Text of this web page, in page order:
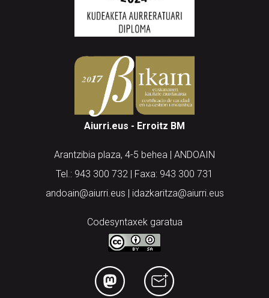
Aiurri.eus - Erroitz BM
Arantzibia plaza, 4-5 behea | ANDOAIN
Tel.: 943 300 732 | Faxa: 943 300 731
andoain@aiurri.eus | idazkaritza@aiurri.eus
Codesyntaxek garatua